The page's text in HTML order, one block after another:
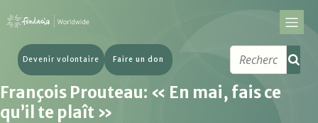
Devenir volontaire Faire un don
François Prouteau: « En mai, fais ce
qu’il te plaît »